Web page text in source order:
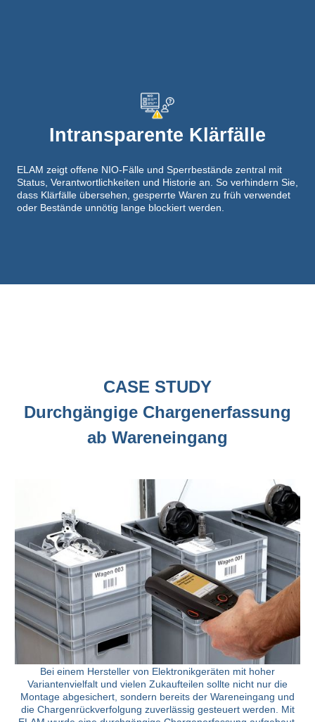
Intransparente Klärfälle
ELAM zeigt offene NIO-Fälle und Sperrbestände zentral mit
Status, Verantwortlichkeiten und Historie an. So verhindern Sie,
dass Klärfälle übersehen, gesperrte Waren zu früh verwendet
oder Bestände unnötig lange blockiert werden.
CASE STUDY
Durchgängige Chargenerfassung
ab Wareneingang
Bei einem Hersteller von Elektronikgeräten mit hoher
Variantenvielfalt und vielen Zukaufteilen sollte nicht nur die
Montage abgesichert, sondern bereits der Wareneingang und
die Chargenrückverfolgung zuverlässig gesteuert werden. Mit